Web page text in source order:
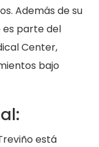
Además de su
es parte del
Center,
bajo
está